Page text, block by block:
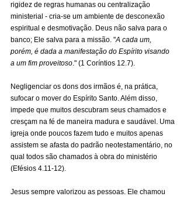
rigidez de regras humanas ou centralização
ministerial - cria-se um ambiente de desconexão
espiritual e desmotivação. Deus não salva para o
banco; Ele salva para a missão. "A cada um,
porém, é dada a manifestação do Espírito visando
a um fim proveitoso." (1 Coríntios 12.7).
Negligenciar os dons dos irmãos é, na prática,
sufocar o mover do Espírito Santo. Além disso,
impede que muitos descubram seus chamados e
cresçam na fé de maneira madura e saudável. Uma
igreja onde poucos fazem tudo e muitos apenas
assistem se afasta do padrão neotestamentário, no
qual todos são chamados à obra do ministério
(Efésios 4.11-12).
Jesus sempre valorizou as pessoas. Ele chamou